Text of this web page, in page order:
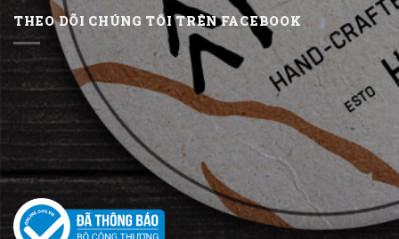
THEO DÕI CHÚNG TÔI TRÊN FACEBOOK